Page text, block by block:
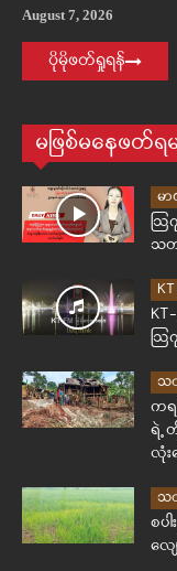
August 7, 2026
ပိုမိုဖတ်ရှုရန်
မဖြစ်မနေဖတ်ရ
မ
ဩ
သတ
ဩဂု
သ
ကရ
ရဲ့
လုံး
သ
စပ
လျ